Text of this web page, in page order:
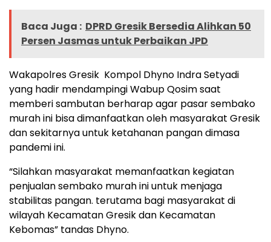
Baca Juga : DPRD Gresik Bersedia Alihkan 50
Persen Jasmas untuk Perbaikan JPD
Wakapolres Gresik Kompol Dhyno Indra Setyadi
yang hadir mendampingi Wabup Qosim saat
memberi sambutan berharap agar pasar sembako
murah ini bisa dimanfaatkan oleh masyarakat Gresik
dan sekitarnya untuk ketahanan pangan dimasa
pandemi ini.
“Silahkan masyarakat memanfaatkan kegiatan
penjualan sembako murah ini untuk menjaga
stabilitas pangan. terutama bagi masyarakat di
wilayah Kecamatan Gresik dan Kecamatan
Kebomas” tandas Dhyno.